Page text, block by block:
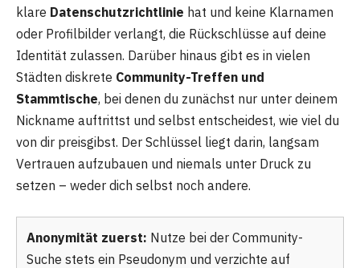
klare Datenschutzrichtlinie hat und keine Klarnamen
oder Profilbilder verlangt, die Rückschlüsse auf deine
Identität zulassen. Darüber hinaus gibt es in vielen
Städten diskrete Community-Treffen und
Stammtische, bei denen du zunächst nur unter deinem
Nickname auftrittst und selbst entscheidest, wie viel du
von dir preisgibst. Der Schlüssel liegt darin, langsam
Vertrauen aufzubauen und niemals unter Druck zu
setzen – weder dich selbst noch andere.
Anonymität zuerst: Nutze bei der Community-
Suche stets ein Pseudonym und verzichte auf